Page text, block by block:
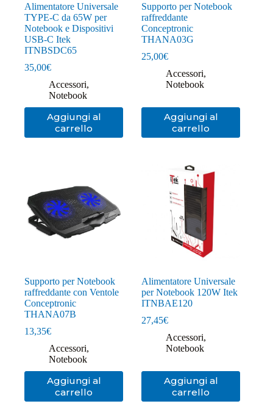
Alimentatore Universale
TYPE-C da 65W per
Notebook e Dispositivi
USB-C Itek
ITNBSDC65
35,00€
Accessori,
Notebook
Aggiungi al
carrello
Supporto per Notebook
raffreddante
Conceptronic
THANA03G
25,00€
Accessori,
Notebook
Aggiungi al
carrello
Supporto per Notebook
raffreddante con Ventole
Conceptronic
THANA07B
13,35€
Accessori,
Notebook
Aggiungi al
carrello
Alimentatore Universale
per Notebook 120W Itek
ITNBAE120
27,45€
Accessori,
Notebook
Aggiungi al
carrello